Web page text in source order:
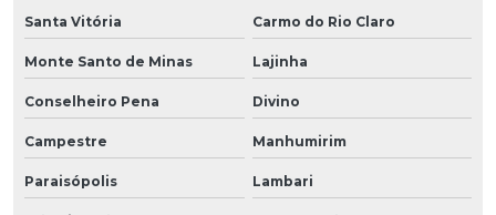
Santa Vitória Carmo do Rio Claro
Monte Santo de Minas Lajinha
Conselheiro Pena Divino
Campestre Manhumirim
Paraisópolis Lambari